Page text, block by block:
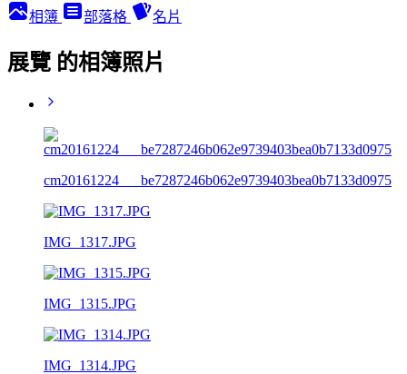
相簿 部落格 名片
展覽 的相簿照片
cm20161224___be7287246b062e9739403bea0b7133d0975
IMG_1317.JPG
IMG_1315.JPG
IMG_1314.JPG